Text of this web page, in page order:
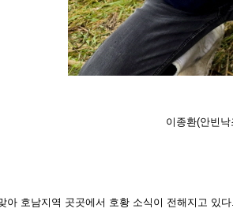
이종환(안빈
아 호남지역 곳곳에서 호황 소식이 전해지고 있